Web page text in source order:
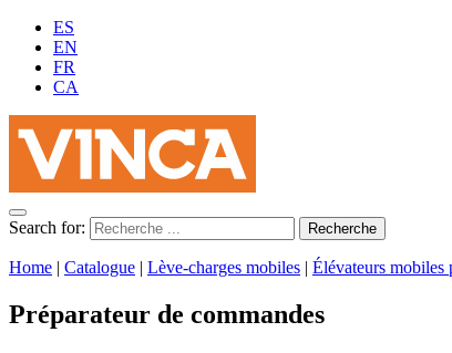
ES
EN
FR
CA
Search for:
Home | Catalogue | Lève-charges mobiles | Élévateurs mobiles
Préparateur de commandes